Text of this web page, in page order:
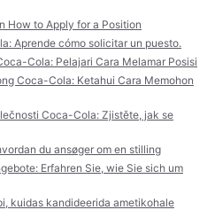
How to Apply for a Position
Aprende cómo solicitar un puesto.
Cola: Pelajari Cara Melamar Posisi
Coca-Cola: Ketahui Cara Memohon
Coca-Cola: Zjistěte, jak se
du ansøger om en stilling
Erfahren Sie, wie Sie sich um
kuidas kandideerida ametikohale